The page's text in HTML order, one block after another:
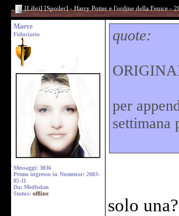
[Libri] [Spoiler] - Harry Potter e l'ordine della Fenice -
Maeve
Fiduciario
Messaggi: 3036
Primo ingresso in Numenor: 2003-
05-11
Da: Medhelan
Status: offline
quote:
per
settimana
solo